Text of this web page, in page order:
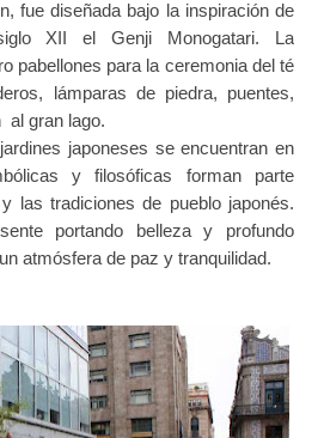
fue diseñada bajo la inspiración de
XII el Genji Monogatari. La
pabellones para la ceremonia del té
lámparas de piedra, puentes,
al gran lago.
japoneses se encuentran en
y filosóficas forman parte
las tradiciones de pueblo japonés.
portando belleza y profundo
atmósfera de paz y tranquilidad.